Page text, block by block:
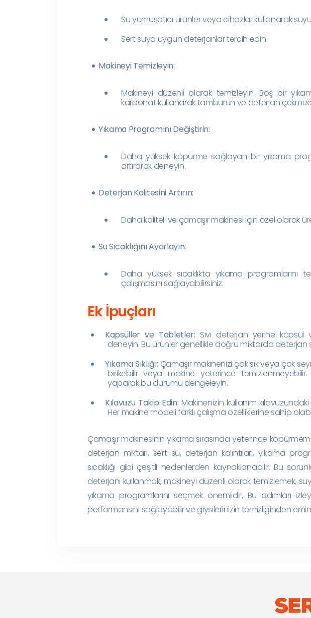
Su yumuşatıcı ürünler veya cihazlar kullanarak
Sert suya uygun deterjanlar tercih edin.
Makineyi Temizleyin:
Makineyi düzenli olarak temizleyin. Boş bir
karbonat kullanarak tamburun ve deterjan
Yıkama Programını Değiştirin:
Daha yüksek köpürme sağlayan bir yıkama
artırarak deneyin.
Deterjan Kalitesini Artırın:
Daha kaliteli ve çamaşır makinesi için özel olarak
Su Sıcaklığını Ayarlayın:
Daha yüksek sıcaklıkta yıkama
çalışmasını sağlayabilirsiniz.
Ek İpuçları
Kapsüller ve Tabletler: Sıvı deterjan yerine
deneyin. Bu ürünler genellikle doğru miktarda
Yıkama Sıklığı: Çamaşır makinenizi çok sık veya çok
birikebilir veya makine yeterince
yaparak bu durumu dengeleyin.
Kılavuzu Takip Edin: Makinenizin kullanım
Her makine modeli farklı çalışma özelliklerine sahip
Çamaşır makinesinin yıkama sırasında yeterince
deterjan miktarı, sert su, deterjan kalıntıları, yıkama
sıcaklığı gibi çeşitli nedenlerden kaynaklanabilir. Bu
deterjanı kullanmak, makineyi düzenli olarak temizlemek,
yıkama programlarını seçmek önemlidir. Bu adımları
performansını sağlayabilir ve giysilerinizin temizliğinden